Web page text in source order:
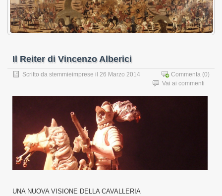
Il Reiter di Vincenzo Alberici
Scritto da stemmieimprese il 26 Marzo 2014 Commenta (0)
Vai ai commenti
UNA NUOVA VISIONE DELLA CAVALLERIA